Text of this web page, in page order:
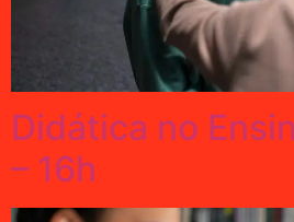
Didática no
– 16h